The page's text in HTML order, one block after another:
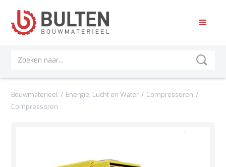
Bouwmaterieel / Energie, Lucht en Water / Compressoren /
Compressoren